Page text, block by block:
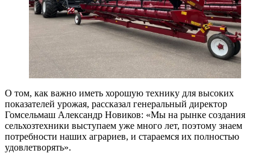
О том, как важно иметь хорошую технику для высоких
показателей урожая, рассказал генеральный директор
Гомсельмаш Александр Новиков: «Мы на рынке создания
сельхозтехники выступаем уже много лет, поэтому знаем
потребности наших аграриев, и стараемся их полностью
удовлетворять».